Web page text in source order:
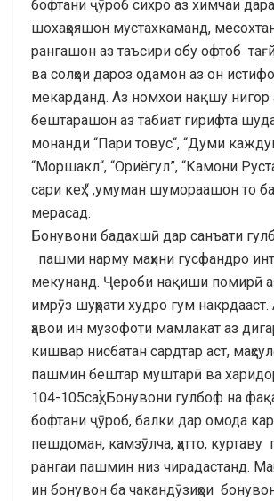
бофтани ҷӯроб сихро аз химчаи
шохаҳояшон мустахкаманд,
рангашон аз таъсири обу офтоб
ва солҳои дароз одамон аз он
мекарданд. Аз номхои нақшу нигор
бештарашон аз табиат гирифта
монанди “Пари товус“, “Думи
“Моршакл“, “Ориёгул”, “Камони
сари кeҳ “ ,умуман шумораашон то
мерасад.
Бонувони бадахшӣ дар санъати
пашми нарму маҳини гусфандро
мекунанд. Ҷeроби нақиши помирӣ
имрӯз шуҳрати худро гум
ҳавои ин музофоти мамлакат аз
кишвар нисбатан сардтар аст,
пашмин бештар муштарӣ ва
104-105саҳ] Бонувони гулбоф на
бофтани ҷӯроб, балки дар омода
пешдоман, камзӯлча, ҳатто, куртаву
рангаи пашмин низ чирадастанд.
ин бонувон ба чакандӯзиҳои